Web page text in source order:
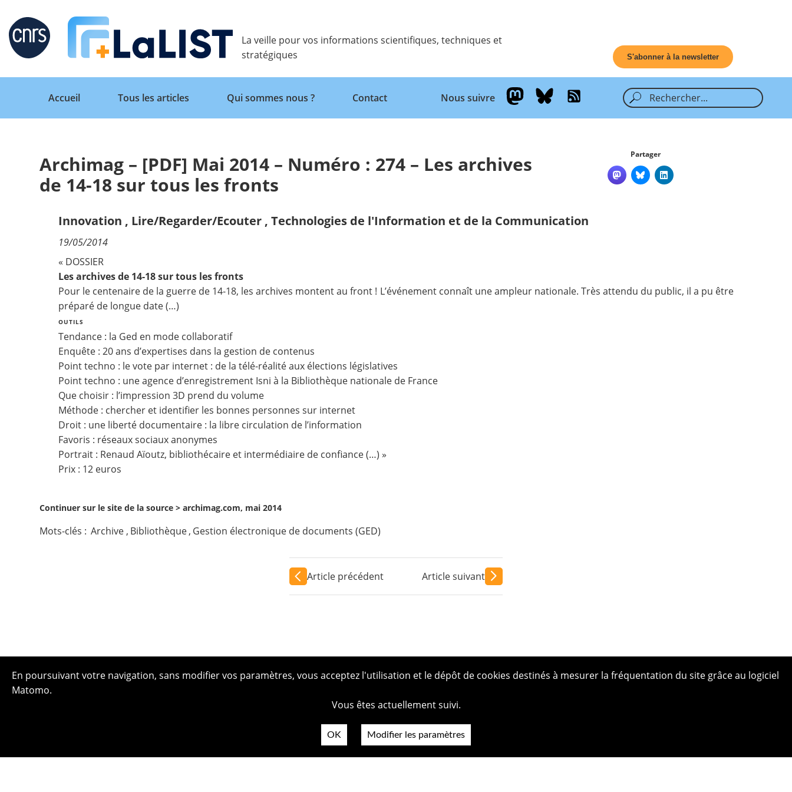
Retour
Accueil
Qui sommes nous ?
Nous suivre
La veille pour vos informations scientifiques, techniques et
stratégiques
S'abonner à la newsletter
Retour
Accueil
Tous les articles Qui sommes nous ? Contact Nous suivre
Archimag – [PDF] Mai 2014 – Numéro : 274 – Les archives
de 14-18 sur tous les fronts
Partager
Innovation , Lire/Regarder/Ecouter ,Technologies de l'Information et de la Communication
19/05/2014
« DOSSIER
Les archives de 14-18 sur tous les fronts
Pour le centenaire de la guerre de 14-18, les archives montent au front ! L’événement connaît une ampleur nationale. Très attendu du public, il a pu être
préparé de longue date (…)
OUTILS
Tendance : la Ged en mode collaboratif
​Enquête : 20 ans d’expertises dans la gestion de contenus
Point techno : le vote par internet : de la télé-réalité aux élections législatives
Point techno : une agence d’enregistrement Isni à la Bibliothèque nationale de France
Que choisir : l’impression 3D prend du volume
Méthode : chercher et identifier les bonnes personnes sur internet
Droit : une liberté documentaire : la libre circulation de l’information
Favoris : réseaux sociaux anonymes
Portrait : Renaud Aïoutz, bibliothécaire et intermédiaire de confiance (…) »
Prix : 12 euros
Continuer sur le site de la source >archimag.com, mai 2014
Mots-clés : Archive , Bibliothèque, Gestion électronique de documents (GED)
Article précédent Article suivant
En poursuivant votre navigation, sans modifier vos paramètres, vous acceptez l'utilisation et le dépôt de cookies destinés à mesurer la fréquentation du site grâce au logiciel
Matomo.
Vous êtes actuellement suivi.
OK Modifier les paramètres